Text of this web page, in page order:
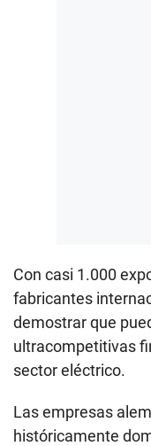
Con casi 1.000
fabricantes
demostrar que
ultracompetitivas
sector eléctrico.
Las empresas
históricamente